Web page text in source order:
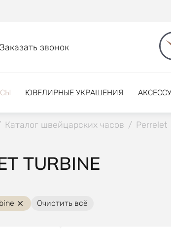
Заказать звонок
ЮВЕЛИРНЫЕ УКРАШЕНИЯ
Каталог швейцарских часов / Perrelet
TURBINE
Очистить всё